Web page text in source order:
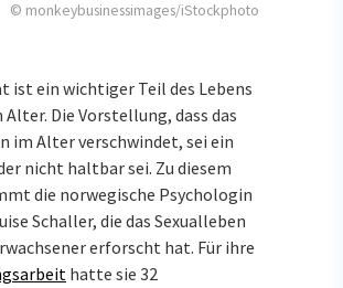
© monkeybusinessimages/iStockphoto
ist ein wichtiger Teil des Lebens
Alter. Die Vorstellung, dass das
im Alter verschwindet, sei ein
nicht haltbar sei. Zu diesem
die norwegische Psychologin
Schaller, die das Sexualleben
erforscht hat. Für ihre
hatte sie 32